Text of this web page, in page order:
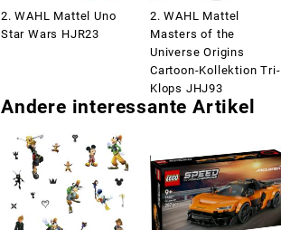
2. WAHL Mattel Uno
Star Wars HJR23
2. WAHL Mattel
Masters of the
Universe Origins
Cartoon-Kollektion Tri-
Klops JHJ93
Andere interessante Artikel